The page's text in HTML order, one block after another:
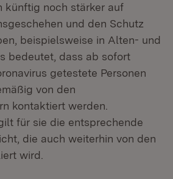
künftig noch stärker auf
und den Schutz
beispielsweise in Alten- und
bedeutet, dass ab sofort
getestete Personen
von den
kontaktiert werden.
für sie die entsprechende
die auch weiterhin von den
wird.